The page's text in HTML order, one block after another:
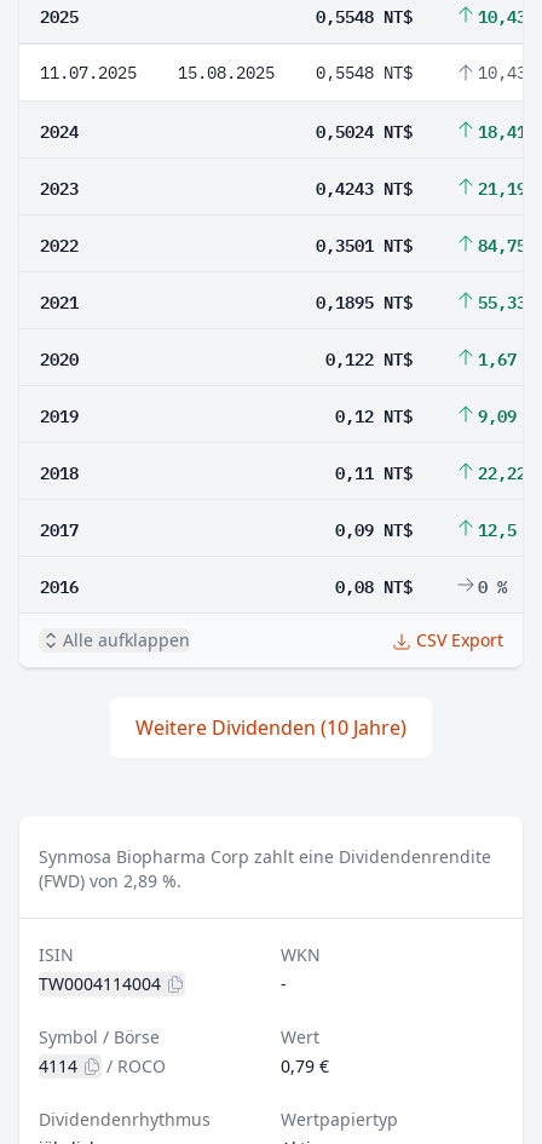
2025 0,5548 NT$ 10,43
11.07.2025 15.08.2025 0,5548 NT$ 10,43
2024 0,5024 NT$ 18,41
2023 0,4243 NT$ 21,19
2022 0,3501 NT$ 84,75
2021 0,1895 NT$ 55,33
2020 0,122 NT$ 1,67 %
2019 0,12 NT$ 9,09 %
2018 0,11 NT$ 22,22
2017 0,09 NT$ 12,5 %
2016 0,08 NT$ 0 %
Alle aufklappen CSV Export
Weitere Dividenden (10 Jahre)
Synmosa Biopharma Corp zahlt eine Dividendenrendite
(FWD) von 2,89 %.
ISIN
TW0004114004
WKN
-
Symbol / Börse
4114
/ ROCO
Wert
0,79 €
Dividendenrhythmus
Wertpapiertyp